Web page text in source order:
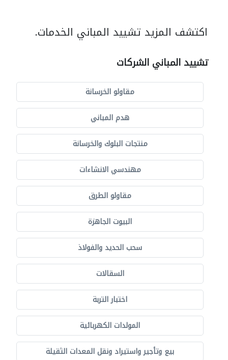
اكتشف المزيد تشييد المباني الخدمات.
تشييد المباني الشركات
مقاولو الخرسانة
هدم المباني
منتجات البلوك والخرسانة
مهندسي الانشاءات
مقاولو الطرق
البيوت الجاهزة
سحب الحديد والفولاذ
السقالات
اختبار التربة
المولدات الكهربائية
بيع وتأجير واستيراد ونقل المعدات الثقيلة